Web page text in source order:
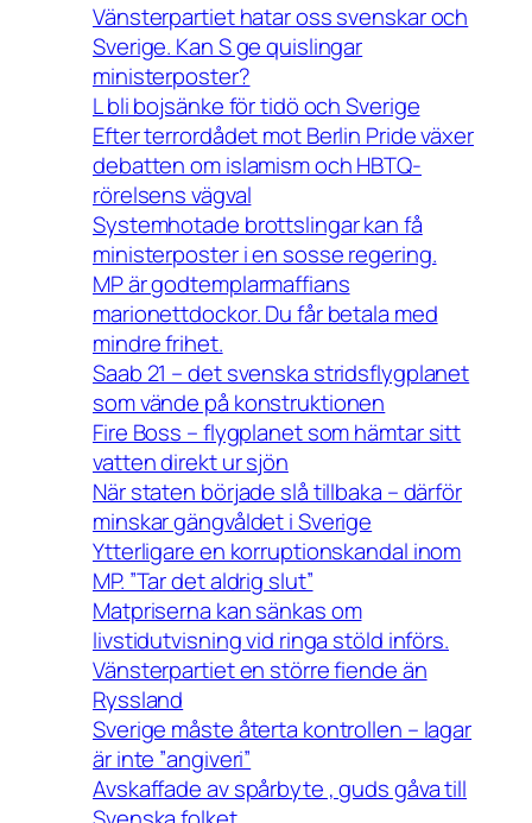
Vänsterpartiet hatar oss svenskar och
Sverige. Kan S ge quislingar
ministerposter?
L bli bojsänke för tidö och Sverige
Efter terrordådet mot Berlin Pride växer
debatten om islamism och HBTQ-
rörelsens vägval
Systemhotade brottslingar kan få
ministerposter i en sosse regering.
MP är godtemplarmaffians
marionettdockor. Du får betala med
mindre frihet.
Saab 21 – det svenska stridsflygplanet
som vände på konstruktionen
Fire Boss – flygplanet som hämtar sitt
vatten direkt ur sjön
När staten började slå tillbaka – därför
minskar gängvåldet i Sverige
Ytterligare en korruptionskandal inom
MP. ”Tar det aldrig slut”
Matpriserna kan sänkas om
livstidutvisning vid ringa stöld införs.
Vänsterpartiet en större fiende än
Ryssland
Sverige måste återta kontrollen – lagar
är inte ”angiveri”
Avskaffade av spårbyte , guds gåva till